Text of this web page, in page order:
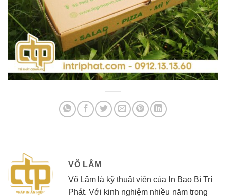
VÕ LÂM
Võ Lâm là kỹ thuật viên của In Bao Bì Trí
Phát. Với kinh nghiệm nhiều năm trong